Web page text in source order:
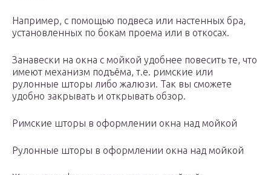
Например, с помощью подвеса или настенных бра,
установленных по бокам проема или в откосах.
Занавески на окна с мойкой удобнее повесить те, что
имеют механизм подъёма, т.е. римские или
рулонные шторы либо жалюзи. Так вы сможете
удобно закрывать и открывать обзор.
Римские шторы в оформлении окна над мойкой
Рулонные шторы в оформлении окна над мойкой